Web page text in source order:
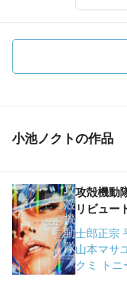
小池ノクトの作品
攻殻機動
リビュー
士郎正宗
山本マサ
クミ トニ